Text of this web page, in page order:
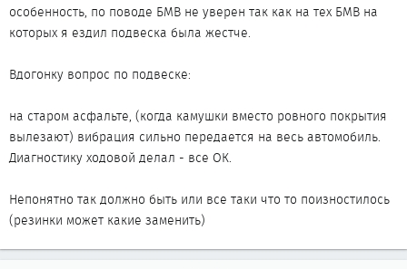
особенность, по поводе БМВ не уверен так как на тех БМВ на
которых я ездил подвеска была жестче.
Вдогонку вопрос по подвеске:
на старом асфальте, (когда камушки вместо ровного покрытия
вылезают) вибрация сильно передается на весь автомобиль.
Диагностику ходовой делал - все ОК.
Непонятно так должно быть или все таки что то поизностилось
(резинки может какие заменить)